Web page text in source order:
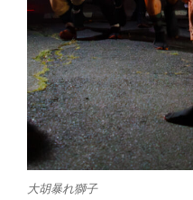
大胡暴れ獅子